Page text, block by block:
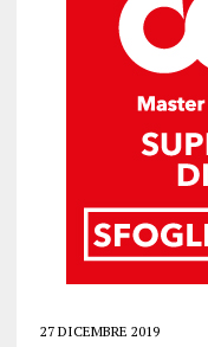
27 DICEMBRE 2019